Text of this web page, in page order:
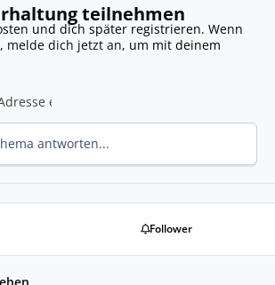
teilnehmen
und dich später registrieren. Wenn
melde dich jetzt an, um mit deinem
antworten...
Follower